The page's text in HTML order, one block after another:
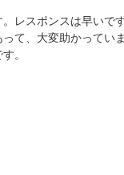
レスポンスは早いで
て、大変助かっていま
。